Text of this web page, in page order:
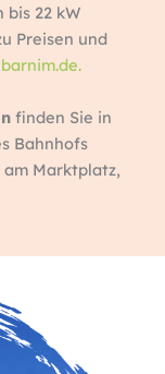
22 kW
Preisen und
finden Sie in
Bahnhofs
Marktplatz,